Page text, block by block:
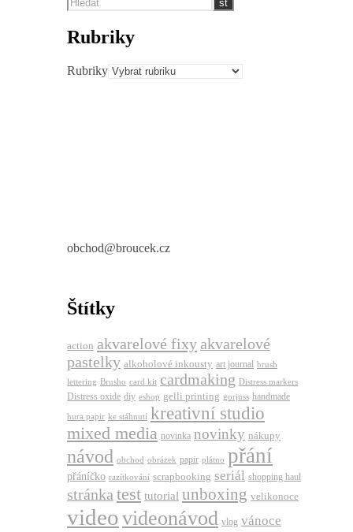
Rubriky
Rubriky
obchod@broucek.cz
Štítky
action akvarelové fixyakvarelové
pastelky alkoholové inkousty art journal brush
lettering Brusho card kit cardmaking Distress markers
Distress oxide diy eshop gelli printing gorjuss handmade
hura papir ke stáhnutí kreativní studio
mixed media novinka novinky nákupy
návod obchod obrázek papir plátno přání
přáníčko razítkování scrapbooking seriál shopping haul
stránka test tutorial unboxing velikonoce
videovideonávod vlog vánoce